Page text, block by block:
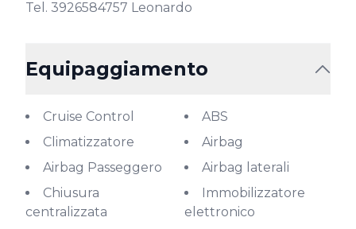
Tel. 3926584757 Leonardo
Equipaggiamento
Cruise Control
ABS
Climatizzatore
Airbag
Airbag Passeggero
Airbag laterali
Chiusura
centralizzata
Immobilizzatore
elettronico